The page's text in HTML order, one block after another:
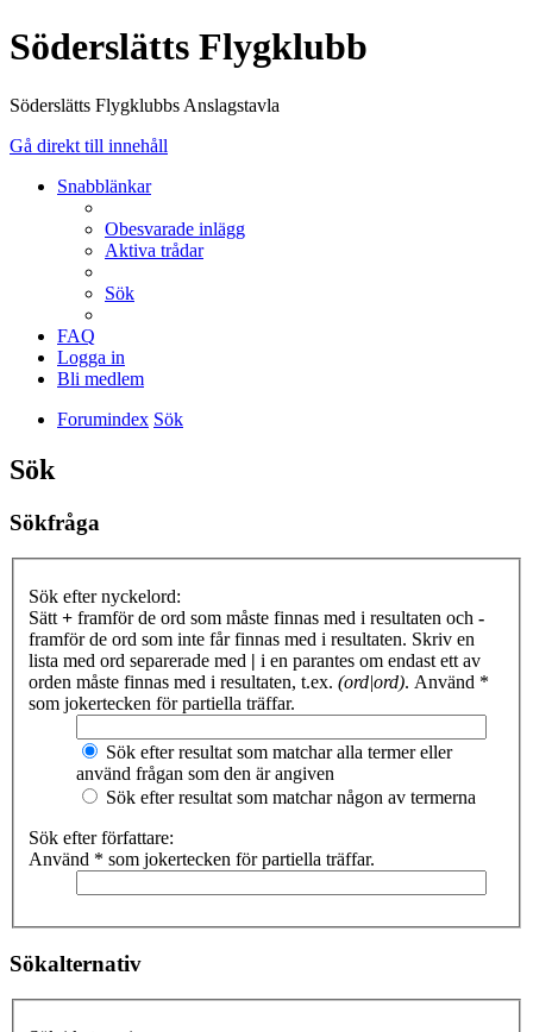
Söderslätts Flygklubb
Söderslätts Flygklubbs Anslagstavla
Gå direkt till innehåll
Snabblänkar
Obesvarade inlägg
Aktiva trådar
Sök
FAQ
Logga in
Bli medlem
Forumindex Sök
Sök
Sökfråga
Sök efter nyckelord:
Sätt + framför de ord som måste finnas med i resultaten och -
framför de ord som inte får finnas med i resultaten. Skriv en
lista med ord separerade med | i en parantes om endast ett av
orden måste finnas med i resultaten, t.ex. (ord|ord). Använd *
som jokertecken för partiella träffar.
Sök efter resultat som matchar alla termer eller
använd frågan som den är angiven
Sök efter resultat som matchar någon av termerna
Sök efter författare:
Använd * som jokertecken för partiella träffar.
Sökalternativ